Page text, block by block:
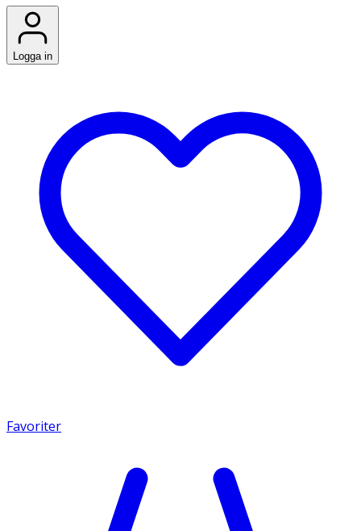
Logga in
Favoriter